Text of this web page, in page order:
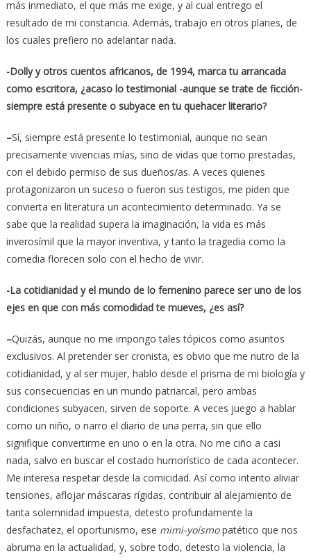
más inmediato, el que más me exige, y al cual entrego el
resultado de mi constancia. Además, trabajo en otros planes, de
los cuales prefiero no adelantar nada.
-Dolly y otros cuentos africanos, de 1994, marca tu arrancada
como escritora, ¿acaso lo testimonial -aunque se trate de ficción-
siempre está presente o subyace en tu quehacer literario?
–Sí, siempre está presente lo testimonial, aunque no sean
precisamente vivencias mías, sino de vidas que tomo prestadas,
con el debido permiso de sus dueños/as. A veces quienes
protagonizaron un suceso o fueron sus testigos, me piden que
convierta en literatura un acontecimiento determinado. Ya se
sabe que la realidad supera la imaginación, la vida es más
inverosímil que la mayor inventiva, y tanto la tragedia como la
comedia florecen solo con el hecho de vivir.
-La cotidianidad y el mundo de lo femenino parece ser uno de los
ejes en que con más comodidad te mueves, ¿es así?
–Quizás, aunque no me impongo tales tópicos como asuntos
exclusivos. Al pretender ser cronista, es obvio que me nutro de la
cotidianidad, y al ser mujer, hablo desde el prisma de mi biología y
sus consecuencias en un mundo patriarcal, pero ambas
condiciones subyacen, sirven de soporte. A veces juego a hablar
como un niño, o narro el diario de una perra, sin que ello
signifique convertirme en uno o en la otra. No me ciño a casi
nada, salvo en buscar el costado humorístico de cada acontecer.
Me interesa respetar desde la comicidad. Así como intento aliviar
tensiones, aflojar máscaras rígidas, contribuir al alejamiento de
tanta solemnidad impuesta, detesto profundamente la
desfachatez, el oportunismo, ese mimi-yoísmopatético que nos
abruma en la actualidad, y, sobre todo, detesto la violencia, la